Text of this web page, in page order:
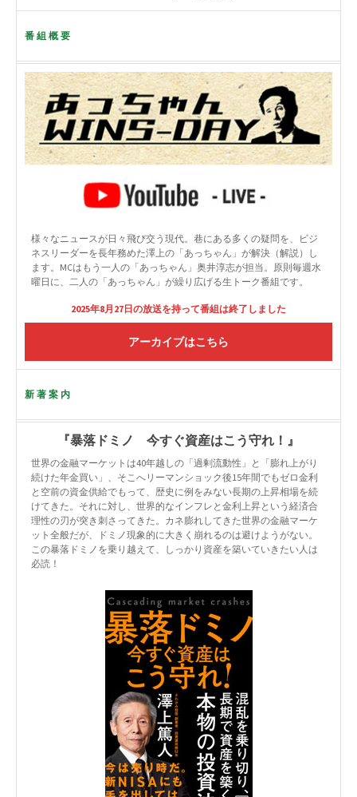
番組概要
様々なニュースが日々飛び交う現代。巷にある多くの疑問を、ビジ
ネスリーダーを長年務めた澤上の「あっちゃん」が解決（解説）し
ます。MCはもう一人の「あっちゃん」奥井淳志が担当。原則毎週水
曜日に、二人の「あっちゃん」が繰り広げる生トーク番組です。
2025年8月27日の放送を持って番組は終了しました
アーカイブはこちら
新著案内
『暴落ドミノ 今すぐ資産はこう守れ！』
世界の金融マーケットは40年越しの「過剰流動性」と「膨れ上がり
続けた年金買い」、そこへリーマンショック後15年間でもゼロ金利
と空前の資金供給でもって、歴史に例をみない長期の上昇相場を続
けてきた。それに対し、世界的なインフレと金利上昇という経済合
理性の刃が突き刺さってきた。カネ膨れしてきた世界の金融マーケ
ット全般だが、ドミノ現象的に大きく崩れるのは避けようがない。
この暴落ドミノを乗り越えて、しっかり資産を築いていきたい人は
必読！